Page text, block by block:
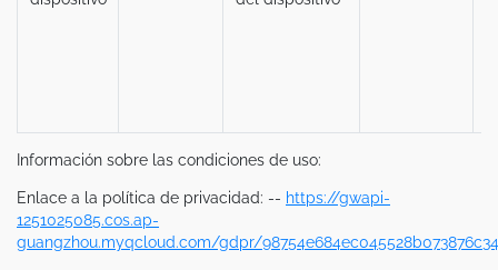
Información sobre las condiciones de uso:
Enlace a la política de privacidad: -- https://gwapi-
1251025085.cos.ap-
guangzhou.myqcloud.com/gdpr/